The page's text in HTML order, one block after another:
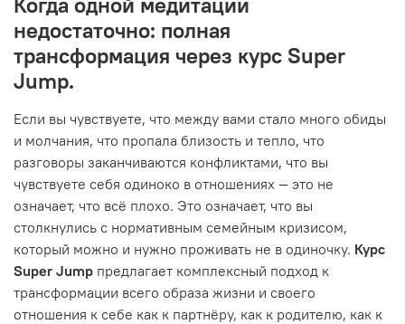
недостаточно: полная
трансформация через курс Super
Jump.
Если вы чувствуете, что между вами стало много обиды
и молчания, что пропала близость и тепло, что
разговоры заканчиваются конфликтами, что вы
чувствуете себя одиноко в отношениях — это не
означает, что всё плохо. Это означает, что вы
столкнулись с нормативным семейным кризисом,
который можно и нужно проживать не в одиночку. Курс
Super Jump предлагает комплексный подход к
трансформации всего образа жизни и своего
отношения к себе как к партнёру, как к родителю, как к